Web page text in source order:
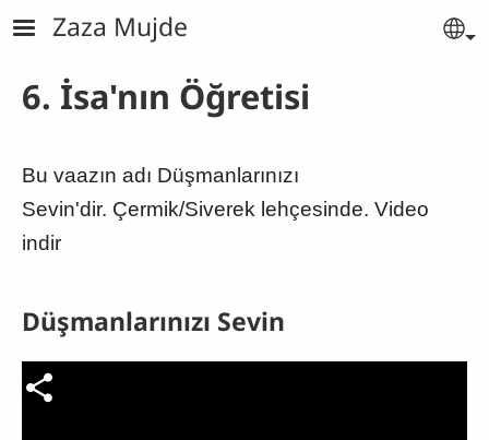
Skip to main content
Zaza Mujde
6. İsa'nın Öğretisi
Bu vaazın adı Düşmanlarınızı
Sevin'dir. Çermik/Siverek lehçesinde. Video
indir
Video file
Düşmanlarınızı Sevin